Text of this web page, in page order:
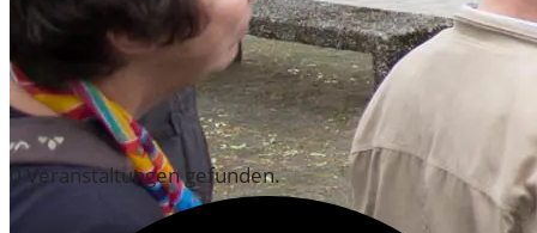
BEITRÄGE 2020
ÄLTERE BEITRÄGE
VERANSTALTUNGEN
AUS DEM ARCHIV
0 Veranstaltungen gefunden.